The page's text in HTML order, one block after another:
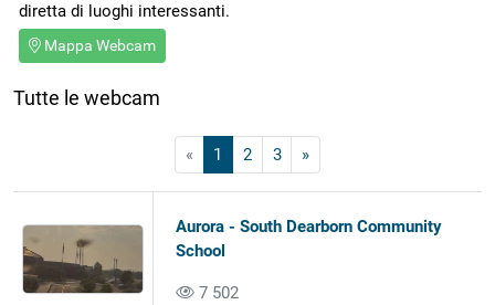
diretta di luoghi interessanti.
Mappa Webcam
Tutte le webcam
« 1 2 3 »
Aurora - South Dearborn Community
School
7 502